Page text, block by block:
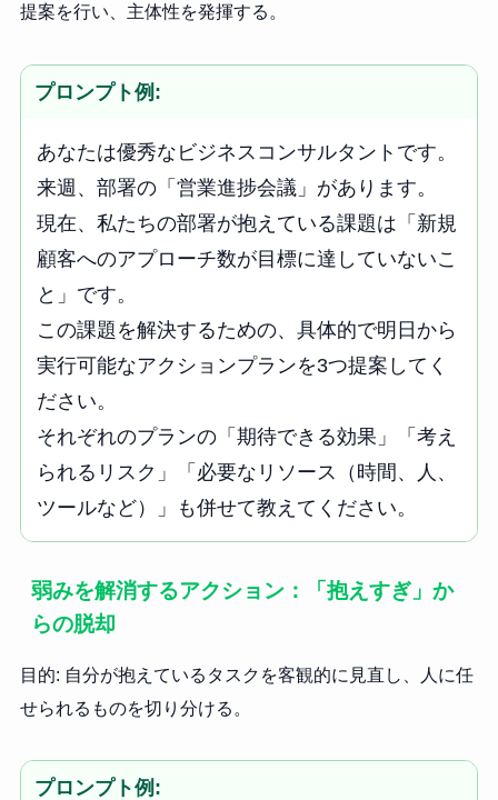
提案を行い、主体性を発揮する。
プロンプト例:
あなたは優秀なビジネスコンサルタントです。
来週、部署の「営業進捗会議」があります。
現在、私たちの部署が抱えている課題は「新規
顧客へのアプローチ数が目標に達していないこ
と」です。
この課題を解決するための、具体的で明日から
実行可能なアクションプランを3つ提案してく
ださい。
それぞれのプランの「期待できる効果」「考え
られるリスク」「必要なリソース（時間、人、
ツールなど）」も併せて教えてください。
弱みを解消するアクション：「抱えすぎ」か
らの脱却
目的: 自分が抱えているタスクを客観的に見直し、人に任
せられるものを切り分ける。
プロンプト例: